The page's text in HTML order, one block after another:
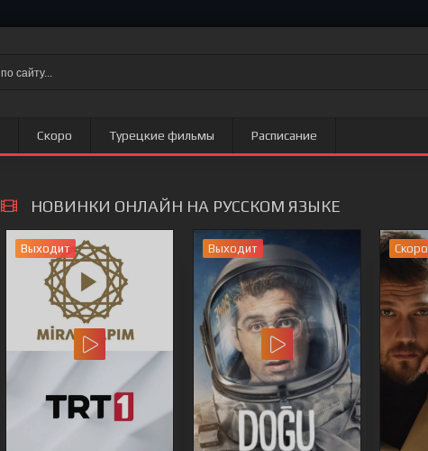
Скоро Турецкие фильмы Расписание
НОВИНКИ ОНЛАЙН НА РУССКОМ ЯЗЫКЕ
Выходит Выходит